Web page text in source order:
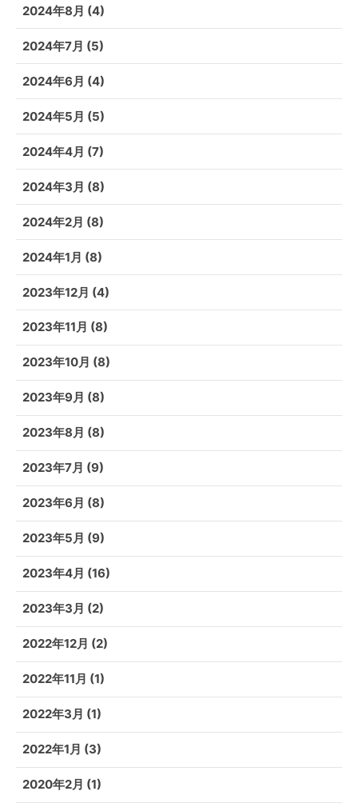
2024年8月 (4)
2024年7月 (5)
2024年6月 (4)
2024年5月 (5)
2024年4月 (7)
2024年3月 (8)
2024年2月 (8)
2024年1月 (8)
2023年12月 (4)
2023年11月 (8)
2023年10月 (8)
2023年9月 (8)
2023年8月 (8)
2023年7月 (9)
2023年6月 (8)
2023年5月 (9)
2023年4月 (16)
2023年3月 (2)
2022年12月 (2)
2022年11月 (1)
2022年3月 (1)
2022年1月 (3)
2020年2月 (1)